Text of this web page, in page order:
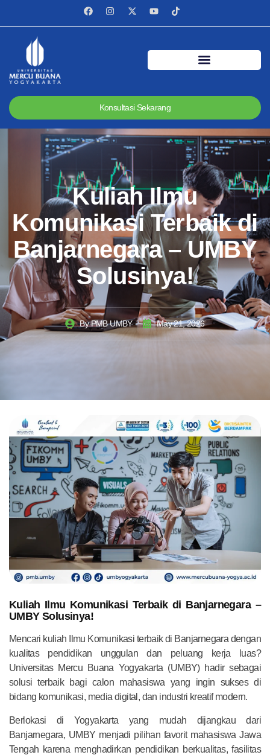
Konsultasi Sekarang
Kuliah Ilmu
Komunikasi Terbaik di
Banjarnegara – UMBY
Solusinya!
ByPMB UMBY May 21, 2026
Kuliah Ilmu Komunikasi Terbaik di Banjarnegara –
UMBY Solusinya!
Mencari kuliah Ilmu Komunikasi terbaik di Banjarnegara dengan
kualitas pendidikan unggulan dan peluang kerja luas?
Universitas Mercu Buana Yogyakarta (UMBY) hadir sebagai
solusi terbaik bagi calon mahasiswa yang ingin sukses di
bidang komunikasi, media digital, dan industri kreatif modern.
Berlokasi di Yogyakarta yang mudah dijangkau dari
Banjarnegara, UMBY menjadi pilihan favorit mahasiswa Jawa
Tengah karena menghadirkan pendidikan berkualitas, fasilitas